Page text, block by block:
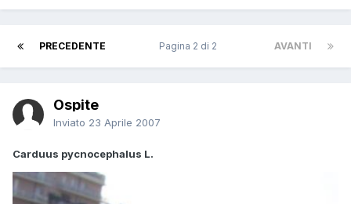
PRECEDENTE AVANTI
Pagina 2 di 2
Ospite
Inviato 23 Aprile 2007
Carduus pycnocephalus L.